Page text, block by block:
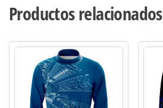
Productos relacionados